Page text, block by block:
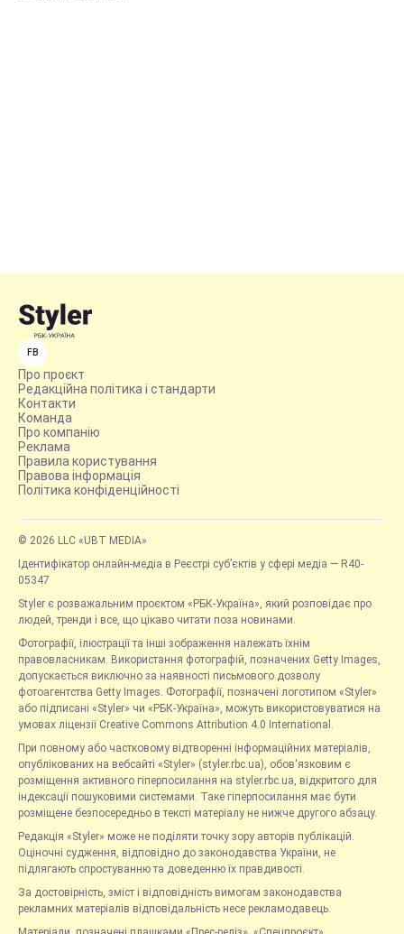
FB
Про проєкт
Редакційна політика і стандарти
Контакти
Команда
Про компанію
Реклама
Правила користування
Правова інформація
Політика конфіденційності
© 2026 LLC «UBT MEDIA»
Ідентифікатор онлайн-медіа в Реєстрі суб’єктів у сфері медіа — R40-
05347
Styler є розважальним проєктом «РБК-Україна», який розповідає про
людей, тренди і все, що цікаво читати поза новинами.
Фотографії, ілюстрації та інші зображення належать їхнім
правовласникам. Використання фотографій, позначених Getty Images,
допускається виключно за наявності письмового дозволу
фотоагентства Getty Images. Фотографії, позначені логотипом «Styler»
або підписані «Styler» чи «РБК-Україна», можуть використовуватися на
умовах ліцензії Creative Commons Attribution 4.0 International.
При повному або частковому відтворенні інформаційних матеріалів,
опублікованих на вебсайті «Styler» (styler.rbc.ua), обов'язковим є
розміщення активного гіперпосилання на styler.rbc.ua, відкритого для
індексації пошуковими системами. Таке гіперпосилання має бути
розміщене безпосередньо в тексті матеріалу не нижче другого абзацу.
Редакція «Styler» може не поділяти точку зору авторів публікацій.
Оціночні судження, відповідно до законодавства України, не
підлягають спростуванню та доведенню їх правдивості.
За достовірність, зміст і відповідність вимогам законодавства
рекламних матеріалів відповідальність несе рекламодавець.